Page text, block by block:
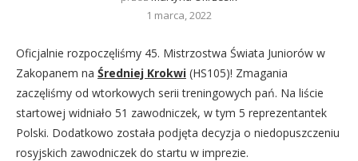
1 marca, 2022
Oficjalnie rozpoczęliśmy 45. Mistrzostwa Świata Juniorów w
Zakopanem na Średniej Krokwi (HS105)! Zmagania
zaczęliśmy od wtorkowych serii treningowych pań. Na liście
startowej widniało 51 zawodniczek, w tym 5 reprezentantek
Polski. Dodatkowo została podjęta decyzja o niedopuszczeniu
rosyjskich zawodniczek do startu w imprezie.